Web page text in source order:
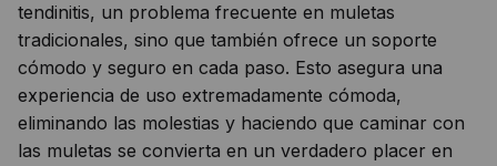
tendinitis, un problema frecuente en muletas
tradicionales, sino que también ofrece un soporte
cómodo y seguro en cada paso. Esto asegura una
experiencia de uso extremadamente cómoda,
eliminando las molestias y haciendo que caminar con
las muletas se convierta en un verdadero placer en